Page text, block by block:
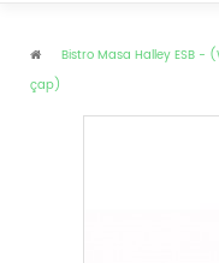
Bistro Masa Halley ESB -
çap)